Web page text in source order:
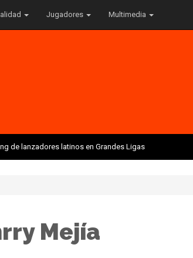
Jugadores Multimedia
de lanzadores latinos en Grandes Ligas
Mejía